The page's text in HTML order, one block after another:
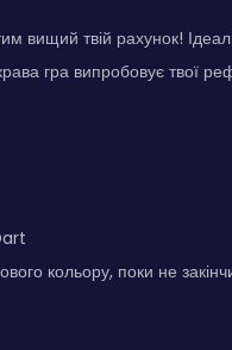
вищий твій рахунок!
гра випробовує твої
кольору, поки не